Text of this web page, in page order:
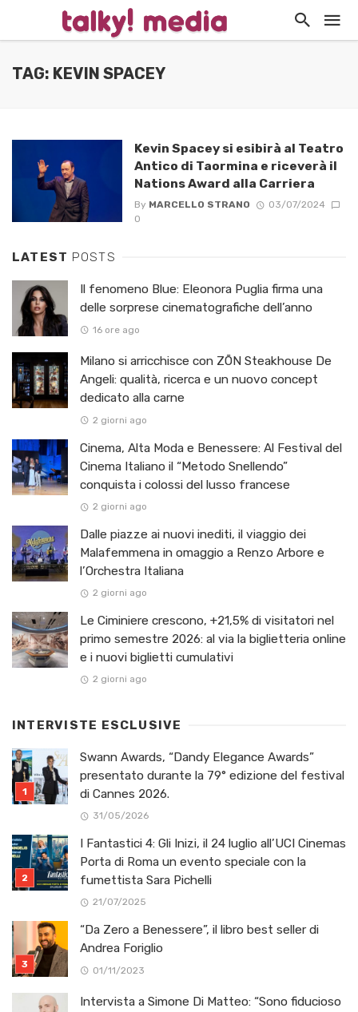
TAG: KEVIN SPACEY
Kevin Spacey si esibirà al Teatro
Antico di Taormina e riceverà il
Nations Award alla Carriera
By MARCELLO STRANO
03/07/2024
0
LATEST POSTS
Il fenomeno Blue: Eleonora Puglia firma una
delle sorprese cinematografiche dell’anno
16 ore ago
Milano si arricchisce con ZŌN Steakhouse De
Angeli: qualità, ricerca e un nuovo concept
dedicato alla carne
2 giorni ago
Cinema, Alta Moda e Benessere: Al Festival del
Cinema Italiano il “Metodo Snellendo”
conquista i colossi del lusso francese
2 giorni ago
Dalle piazze ai nuovi inediti, il viaggio dei
Malafemmena in omaggio a Renzo Arbore e
l’Orchestra Italiana ​
2 giorni ago
Le Ciminiere crescono, +21,5% di visitatori nel
primo semestre 2026: al via la biglietteria online
e i nuovi biglietti cumulativi
2 giorni ago
INTERVISTE ESCLUSIVE
Swann Awards, “Dandy Elegance Awards”
presentato durante la 79° edizione del festival
di Cannes 2026.
31/05/2026
I Fantastici 4: Gli Inizi, il 24 luglio all’UCI Cinemas
Porta di Roma un evento speciale con la
fumettista Sara Pichelli
21/07/2025
“Da Zero a Benessere”, il libro best seller di
Andrea Foriglio
01/11/2023
Intervista a Simone Di Matteo: “Sono fiducioso